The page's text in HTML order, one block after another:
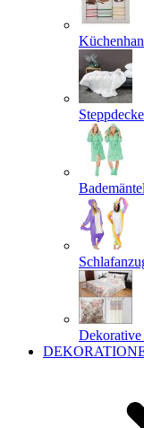
Bademäntel
Dekorative